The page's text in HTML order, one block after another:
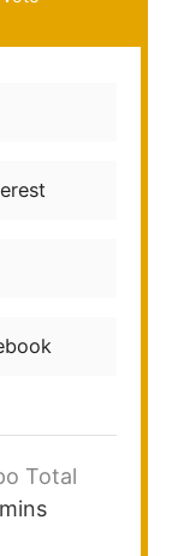
Total
mins